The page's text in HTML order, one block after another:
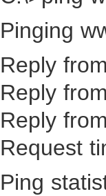
Pinging
Reply
Reply
Reply
Request
Ping